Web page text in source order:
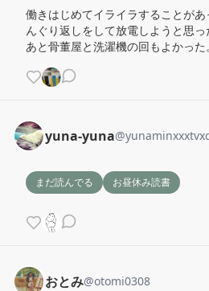
働きはじめてイライラすることが
んぐり返しをして放電しようと思っ
あと骨董屋と洗濯機の回もよかった
yuna-yuna@
まだ読んでる お昼休み読書
おとみ@otomi0308